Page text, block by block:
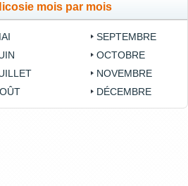
mois par mois
SEPTEMBRE
OCTOBRE
NOVEMBRE
DÉCEMBRE